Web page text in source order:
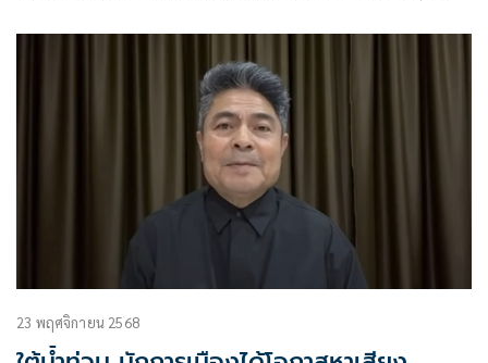
23 พฤศจิกายน 2568